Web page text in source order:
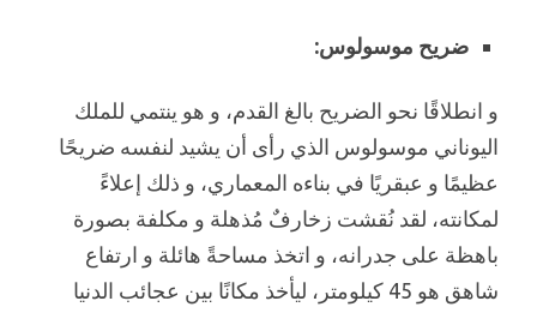
ضريح موسولوس:
و انطلاقًا نحو الضريح بالغ القدم، و هو ينتمي للملك
اليوناني موسولوس الذي رأى أن يشيد لنفسه ضريحًا
عظيمًا و عبقريًا في بناءه المعماري، و ذلك إعلاءً
لمكانته، لقد نُقشت زخارفٌ مُذهلة و مكلفة بصورة
باهظة على جدرانه، و اتخذ مساحةً هائلة و ارتفاع
شاهق هو 45 كيلومتر، ليأخذ مكانًا بين عجائب الدنيا